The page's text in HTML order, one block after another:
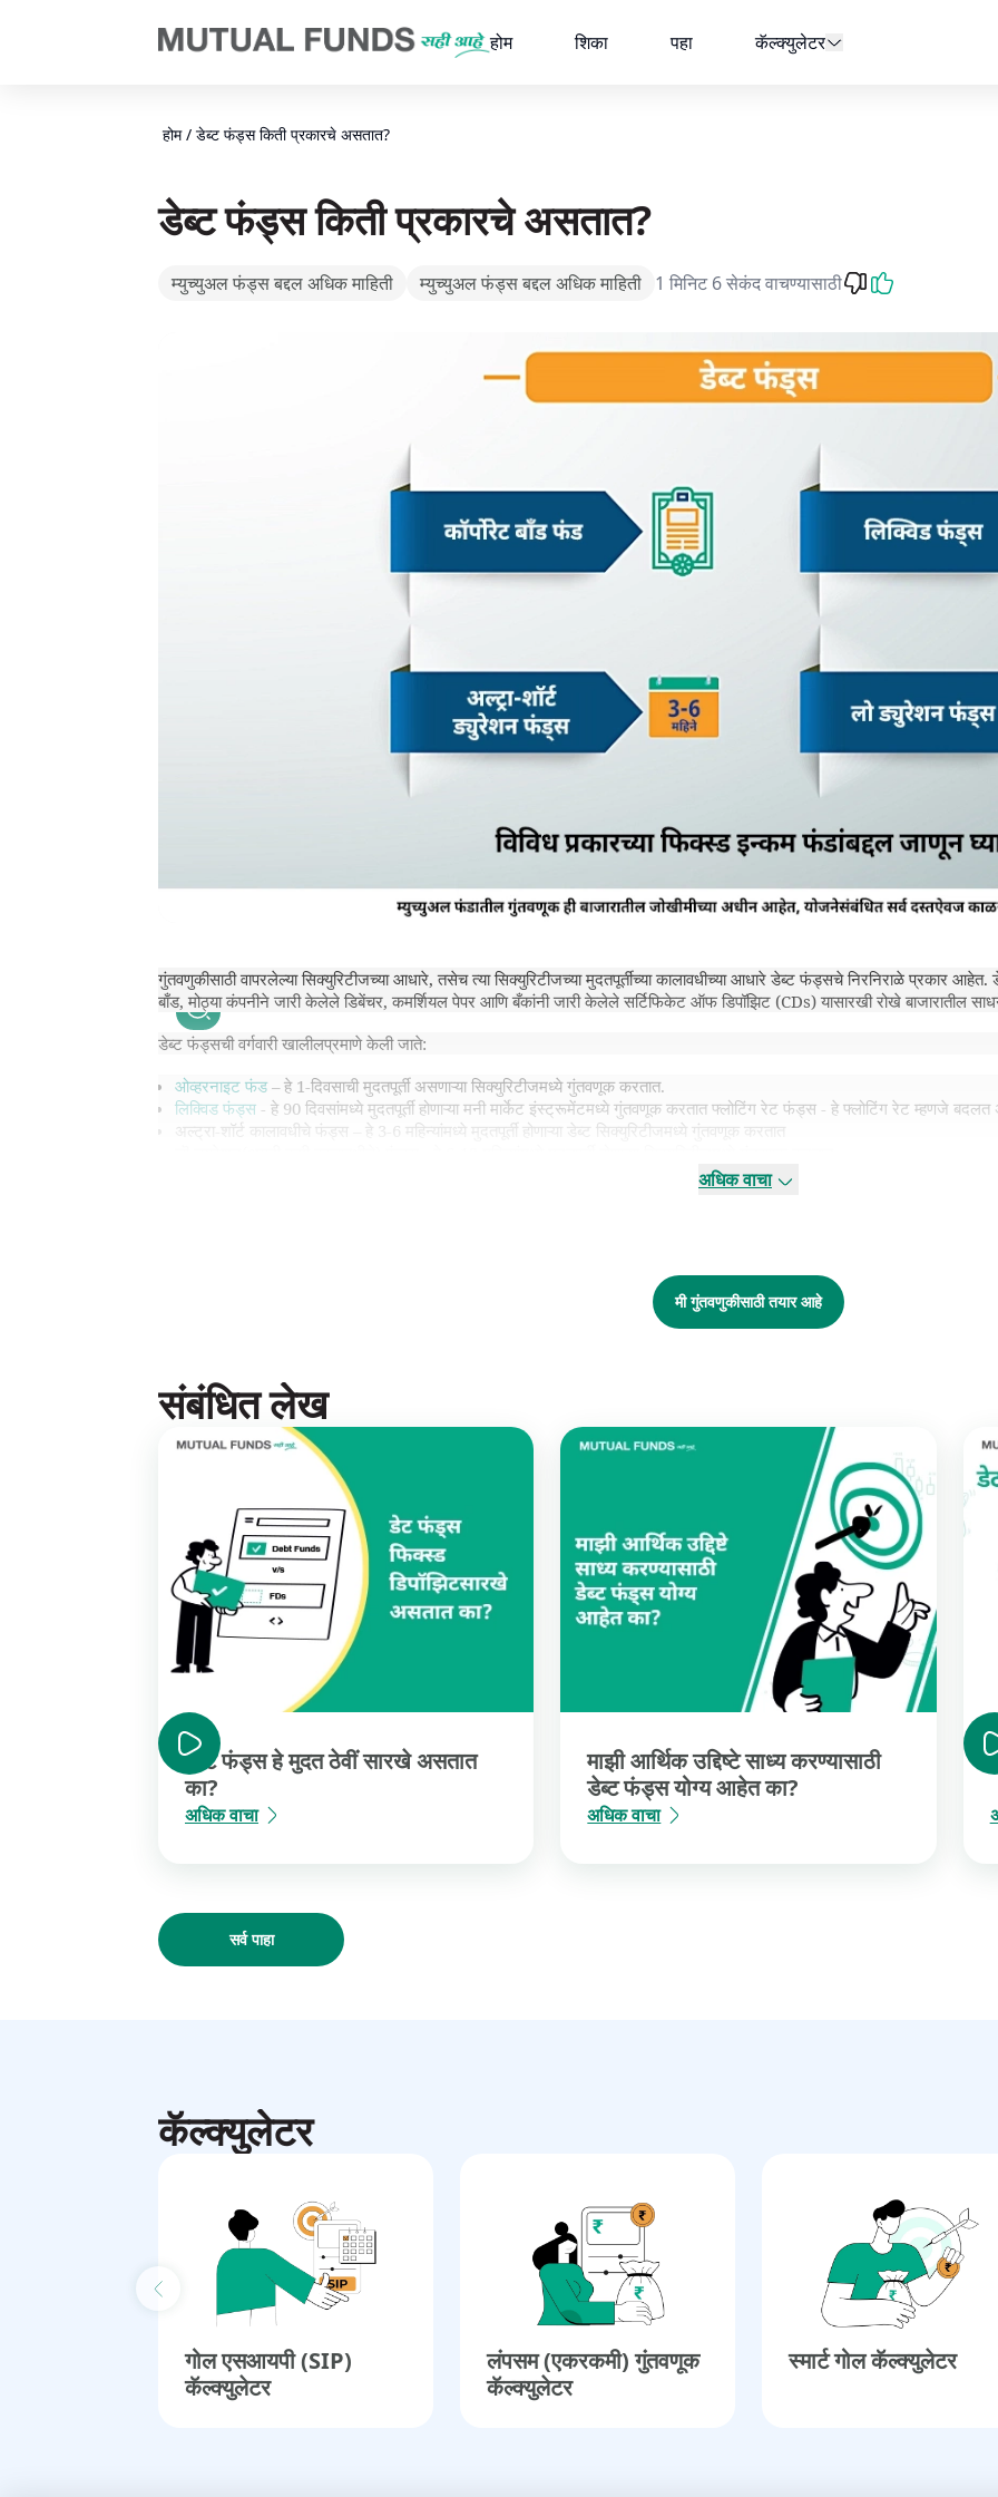
होम
शिका पहा कॅल्क्युलेटर
होम / डेब्ट फंड्स किती प्रकारचे असतात?
डेब्ट फंड्स किती प्रकारचे असतात?
म्युच्युअल फंड्स बद्दल अधिक माहिती म्युच्युअल फंड्स बद्दल अधिक माहिती 1 मिनिट 6 सेकंद वाचण्यासाठी
गुंतवणुकीसाठी वापरलेल्या सिक्युरिटीजच्या आधारे, तसेच त्या सिक्युरिटीजच्या मुदतपूर्तीच्या कालावधीच्या आधारे डेब्ट फंड्सचे निरनिराळे प्रकार
बाँड, मोठ्या कंपनीने जारी केलेले डिबेंचर, कमर्शियल पेपर आणि बँकांनी जारी केलेले सर्टिफिकेट ऑफ डिपॉझिट (CDs) यासारखी रोखे बाजारातील साधने
डेब्ट फंड्सची वर्गवारी खालीलप्रमाणे केली जाते:
ओव्हरनाइट फंड– हे 1-दिवसाची मुदतपूर्ती असणाऱ्या सिक्युरिटीजमध्ये गुंतवणूक करतात.
लिक्विड फंड्स - हे 90 दिवसांमध्ये मुदतपूर्ती होणाऱ्या मनी मार्केट इंस्ट्रूमेंटमध्ये गुंतवणूक करतात फ्लोटिंग रेट फंड्स - हे फ्लोटिंग रेट म्हणजे
अल्ट्रा-शॉर्ट कालावधीचे फंड्स – हे 3-6 महिन्यांमध्ये मुदतपूर्ती होणाऱ्या डेब्ट सिक्युरिटीजमध्ये गुंतवणूक करतात
मनी मार्केट फंड्स – हे 1 वर्षापर्यंत मुदतपूर्ती असणाऱ्या मनी मार्केट इंस्ट्रूमेंटमध्ये गुंतवणूक करतात
बँकिंग आणि पीएसयू फंड्स – हे बँका, पीएसयू, पीएफआय यांच्या डेब्टमध्ये गुंतवणूक करतात
क्रेडिट रिस्क फंड्स – हे सर्वात अधिक रेटिंगपेक्षा कमी रेटिंगच्या कॉर्पोरेट बाँड्समध्ये गुंतवणूक करतात
अधिक वाचा
मी गुंतवणुकीसाठी तयार आहे
संबंधित लेख
डेब्ट फंड्स हे मुदत ठेवीं सारखे असतात
का?
अधिक वाचा
माझी आर्थिक उद्दिष्टे साध्य करण्यासाठी
डेब्ट फंड्स योग्य आहेत का?
अधिक वाचा
सर्व पाहा
कॅल्क्युलेटर
गोल एसआयपी (SIP)
कॅल्क्युलेटर
लंपसम (एकरकमी) गुंतवणूक
कॅल्क्युलेटर
स्मार्ट गोल कॅल्क्युलेटर
Previous slide